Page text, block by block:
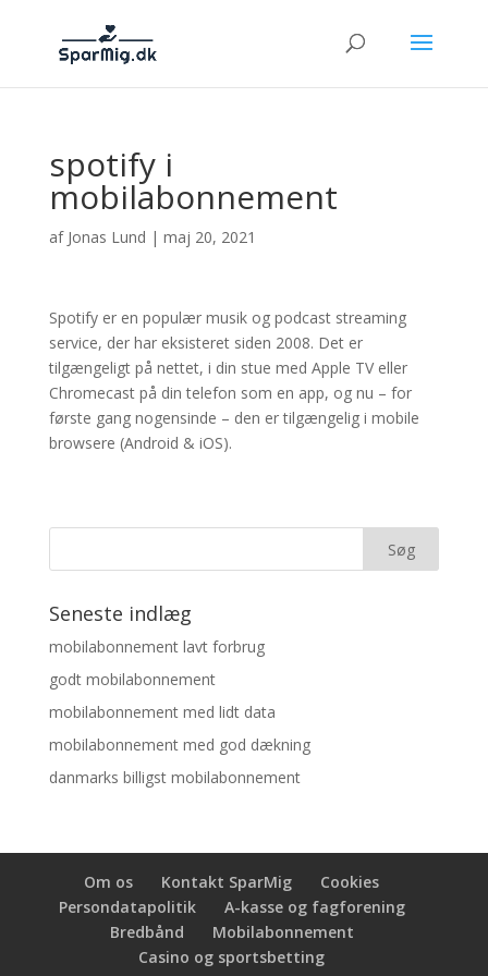
spotify i
mobilabonnement
af Jonas Lund | maj 20, 2021
Spotify er en populær musik og podcast streaming
service, der har eksisteret siden 2008. Det er
tilgængeligt på nettet, i din stue med Apple TV eller
Chromecast på din telefon som en app, og nu – for
første gang nogensinde – den er tilgængelig i mobile
browsere (Android & iOS).
Seneste indlæg
mobilabonnement lavt forbrug
godt mobilabonnement
mobilabonnement med lidt data
mobilabonnement med god dækning
danmarks billigst mobilabonnement
Om os Kontakt SparMig
Cookies
Persondatapolitik
A-kasse og fagforening
Bredbånd
Mobilabonnement
Casino og sportsbetting